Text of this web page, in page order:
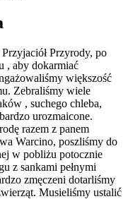
Przyrody, po
, aby dokarmiać
większość
Zebraliśmy wiele
, suchego chleba,
urozmaicone.
razem z panem
Warcino, poszliśmy do
w pobliżu potocznie
z sankami pełnymi
zmęczeni dotarliśmy
Musieliśmy ustalić